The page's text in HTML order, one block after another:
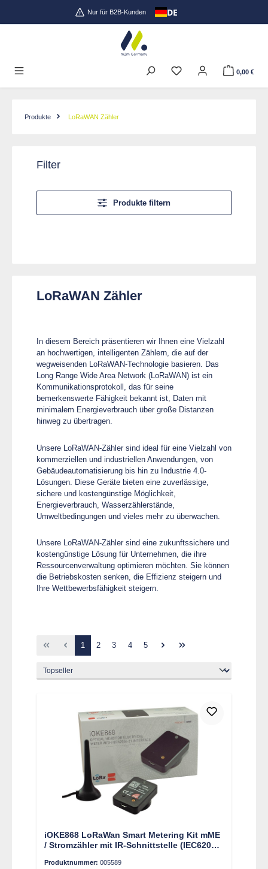
Zum Hauptinhalt springenNur für B2B-Kunden DE
0,00 €
Produkte LoRaWAN Zähler
Filter
Produkte filtern
LoRaWAN Zähler
In diesem Bereich präsentieren wir Ihnen eine Vielzahl
an hochwertigen, intelligenten Zählern, die auf der
wegweisenden LoRaWAN-Technologie basieren. Das
Long Range Wide Area Network (LoRaWAN) ist ein
Kommunikationsprotokoll, das für seine
bemerkenswerte Fähigkeit bekannt ist, Daten mit
minimalem Energieverbrauch über große Distanzen
hinweg zu übertragen.
Unsere LoRaWAN-Zähler sind ideal für eine Vielzahl von
kommerziellen und industriellen Anwendungen, von
Gebäudeautomatisierung bis hin zu Industrie 4.0-
Lösungen. Diese Geräte bieten eine zuverlässige,
sichere und kostengünstige Möglichkeit,
Energieverbrauch, Wasserzählerstände,
Umweltbedingungen und vieles mehr zu überwachen.
Unsere LoRaWAN-Zähler sind eine zukunftssichere und
kostengünstige Lösung für Unternehmen, die ihre
Ressourcenverwaltung optimieren möchten. Sie können
die Betriebskosten senken, die Effizienz steigern und
Ihre Wettbewerbsfähigkeit steigern.
Seite
1 Seite
2 Seite
3 Seite
4 Seite
5
iOKE868 LoRaWan Smart Metering Kit mME
/ Stromzähler mit IR-Schnittstelle (IEC62056-
Produktnummer: 005589